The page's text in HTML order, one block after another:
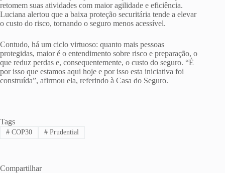
retomem suas atividades com maior agilidade e eficiência.
Luciana alertou que a baixa proteção securitária tende a elevar
o custo do risco, tornando o seguro menos acessível.
Contudo, há um ciclo virtuoso: quanto mais pessoas
protegidas, maior é o entendimento sobre risco e preparação, o
que reduz perdas e, consequentemente, o custo do seguro. “É
por isso que estamos aqui hoje e por isso esta iniciativa foi
construída”, afirmou ela, referindo à Casa do Seguro.
Tags
#COP30 #Prudential
Compartilhar